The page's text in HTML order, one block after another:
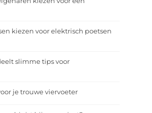
kiezen voor elektrisch poetsen
slimme tips voor
je trouwe viervoeter